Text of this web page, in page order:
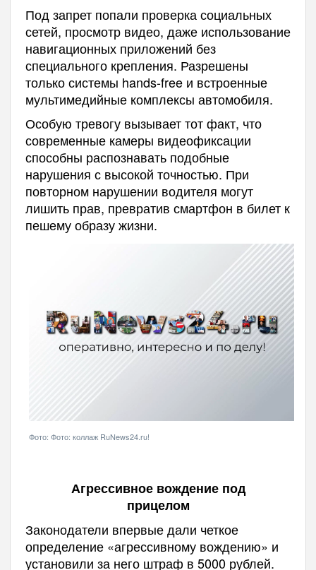
Под запрет попали проверка социальных
сетей, просмотр видео, даже использование
навигационных приложений без
специального крепления. Разрешены
только системы hands-free и встроенные
мультимедийные комплексы автомобиля.
Особую тревогу вызывает тот факт, что
современные камеры видеофиксации
способны распознавать подобные
нарушения с высокой точностью. При
повторном нарушении водителя могут
лишить прав, превратив смартфон в билет к
пешему образу жизни.
Фото: Фото: коллаж RuNews24.ru!
Агрессивное вождение под
прицелом
Законодатели впервые дали четкое
определение «агрессивному вождению» и
установили за него штраф в 5000 рублей.